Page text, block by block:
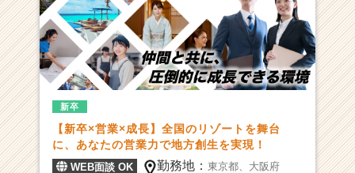
一
成
長
で
き
会
社
|
新卒
【新卒×営業×成長】全国のリゾートを舞台
に、あなたの営業力で地方創生を実現！
WEB面談 OK 勤務地：東京都、 大阪府